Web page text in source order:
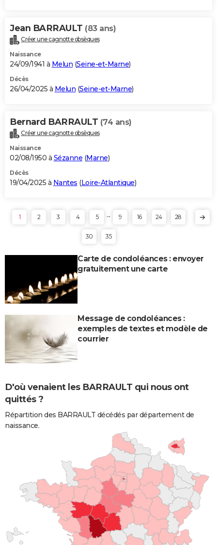
Jean BARRAULT (83 ans)
Créer une cagnotte obsèques
Naissance
24/09/1941 à Melun (Seine-et-Marne)
Décès
26/04/2025 à Melun (Seine-et-Marne)
Bernard BARRAULT (74 ans)
Créer une cagnotte obsèques
Naissance
02/08/1950 à Sézanne (Marne)
Décès
19/04/2025 à Nantes (Loire-Atlantique)
1 2 3 4 5 ... 9 16 24 28
30 35
Carte de condoléances : envoyer
gratuitement une carte
Message de condoléances :
exemples de textes et modèle de
courrier
D'où venaient les BARRAULT qui nous ont
quittés ?
Répartition des BARRAULT décédés par département de
naissance.